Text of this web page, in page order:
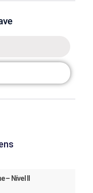
Nível II